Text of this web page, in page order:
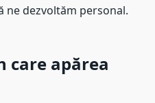
ne dezvoltăm personal.
care apărea